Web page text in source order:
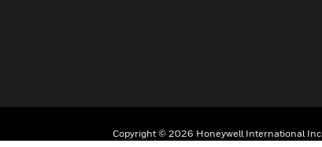
Copyright © 2026 Honeywell International Inc.